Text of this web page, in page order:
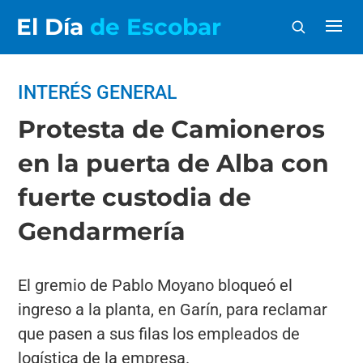
El Día de Escobar
INTERÉS GENERAL
Protesta de Camioneros
en la puerta de Alba con
fuerte custodia de
Gendarmería
El gremio de Pablo Moyano bloqueó el
ingreso a la planta, en Garín, para reclamar
que pasen a sus filas los empleados de
logística de la empresa.